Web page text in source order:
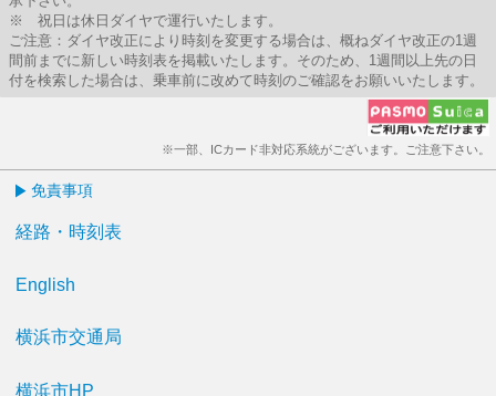
※ 祝日は休日ダイヤで運行いたします。
ご注意：ダイヤ改正により時刻を変更する場合は、概ねダイヤ改正の1週
間前までに新しい時刻表を掲載いたします。そのため、1週間以上先の日
付を検索した場合は、乗車前に改めて時刻のご確認をお願いいたします。
※一部、ICカード非対応系統がございます。ご注意下さい。
免責事項
経路・時刻表
English
横浜市交通局
横浜市HP